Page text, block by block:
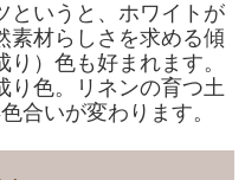
というと、ホワイトが
素材らしさを求める傾
）色も好まれます。
り色。リネンの育つ土
合いが変わります。